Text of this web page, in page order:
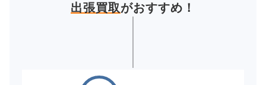
出張買取がおすすめ！